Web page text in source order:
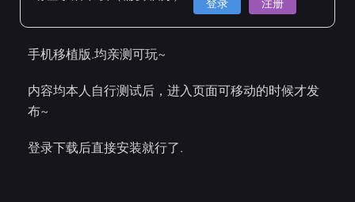
手机移植版.均亲测可玩~
内容均本人自行测试后，进入页面可移动的时候才发
布~
登录下载后直接安装就行了.